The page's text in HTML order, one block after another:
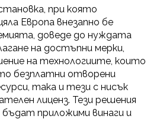
при която
Европа внезапно бе
доведе до нуждата
на достъпни мерки,
на технологиите, които
безплатни отворени
така и тези с нисък
лиценз. Тези решения
приложими винаги и